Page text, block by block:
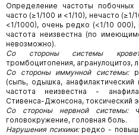
Определение частоты побочных
часто (≥1/100 и <1/10), нечасто
<1/1000), очень редко (<1/10
частота неизвестна (по
невозможно).
Со стороны системы
тромбоцитопения, агранулоцитоз,
Со стороны иммунной системы:
(сыпь, одышка, анафилактический
частота неизвестна -
Стивенса-Джонсона, токсический
Со стороны нервной системы:
головокружение, головная боль.
Нарушения психики: редко -